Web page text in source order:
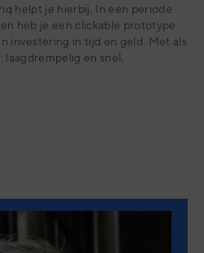
helpt je hierbij. In een periode
heb je een clickable prototype
investering in tijd en geld. Met als
en snel.